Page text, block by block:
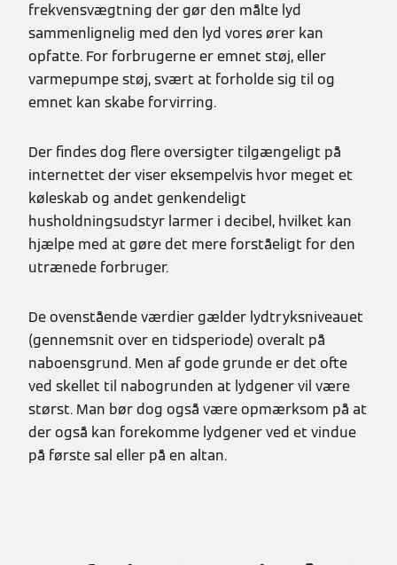
frekvensvægtning der gør den målte lyd
sammenlignelig med den lyd vores ører kan
opfatte. For forbrugerne er emnet støj, eller
varmepumpe støj, svært at forholde sig til og
emnet kan skabe forvirring.
Der findes dog flere oversigter tilgængeligt på
internettet der viser eksempelvis hvor meget et
køleskab og andet genkendeligt
husholdningsudstyr larmer i decibel, hvilket kan
hjælpe med at gøre det mere forståeligt for den
utrænede forbruger.
De ovenstående værdier gælder lydtryksniveauet
(gennemsnit over en tidsperiode) overalt på
naboensgrund. Men af gode grunde er det ofte
ved skellet til nabogrunden at lydgener vil være
størst. Man bør dog også være opmærksom på at
der også kan forekomme lydgener ved et vindue
på første sal eller på en altan.